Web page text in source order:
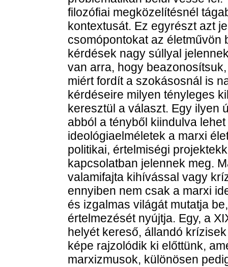
filozófiai megközelítésnél
kontextusát. Ez egyrészt azt
csomópontokat az életművön
kérdések nagy súllyal
van arra, hogy
miért fordít a szokásosnál is
kérdéseire milyen tényleges
keresztül a választ. Egy ilyen
abból a tényből kiindulva
ideológiaelméletek a marxi
politikai, értelmiségi
kapcsolatban jelennek meg.
valamifajta kihívással vagy
ennyiben nem csak a marxi
és izgalmas világát mutatja
értelmezését nyújtja. Egy, a
helyét kereső, állandó
képe rajzolódik ki előttünk,
marxizmusok, különösen